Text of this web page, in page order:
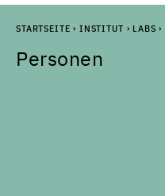
STARTSEITE › INSTITUT › LABS ›
Personen